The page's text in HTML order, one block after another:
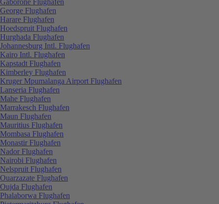
George Flughafen
Harare Flughafen
Hoedspruit Flughafen
Hurghada Flughafen
Johannesburg Intl. Flughafen
Kairo Intl. Flughafen
Kapstadt Flughafen
Kimberley Flughafen
Kruger Mpumalanga Airport Flughafen
Lanseria Flughafen
Mahe Flughafen
Marrakesch Flughafen
Maun Flughafen
Mauritius Flughafen
Mombasa Flughafen
Monastir Flughafen
Nador Flughafen
Nairobi Flughafen
Nelspruit Flughafen
Ouarzazate Flughafen
Oujda Flughafen
Phalaborwa Flughafen